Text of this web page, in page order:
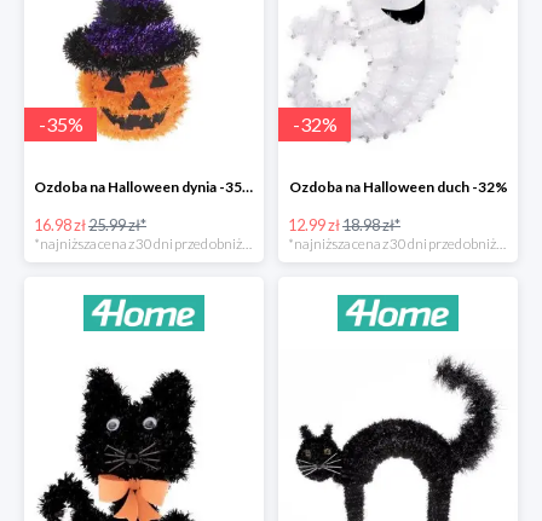
-35%
Ozdoba na Halloween dynia -35%
16.98 zł25.99 zł*
*najniższa cena z 30 dni przed obniżką
-32%
Ozdoba na Halloween duch -32%
12.99 zł18.98 zł*
*najniższa cena z 30 dni przed obniżką